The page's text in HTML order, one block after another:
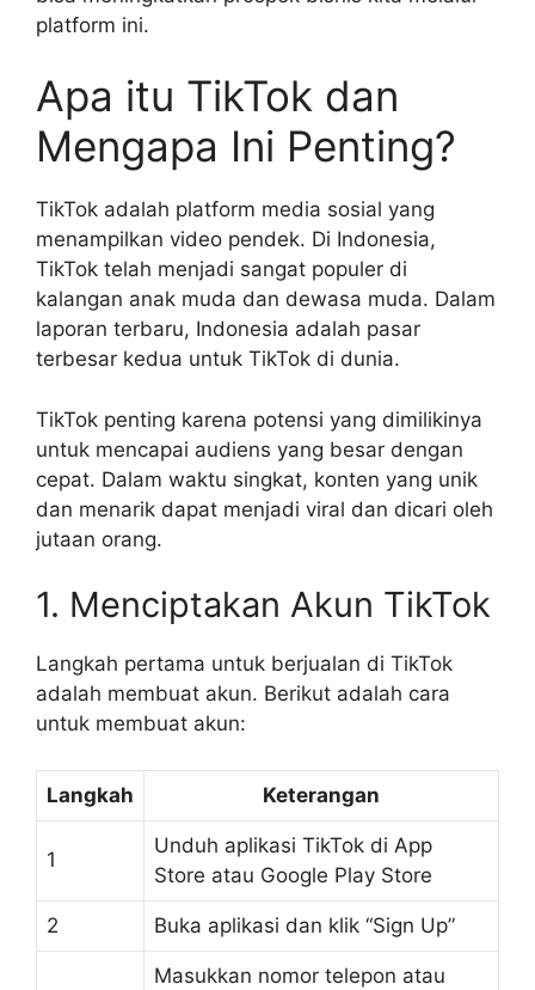
platform ini.
Apa itu TikTok dan
Mengapa Ini Penting?
TikTok adalah platform media sosial yang
menampilkan video pendek. Di Indonesia,
TikTok telah menjadi sangat populer di
kalangan anak muda dan dewasa muda. Dalam
laporan terbaru, Indonesia adalah pasar
terbesar kedua untuk TikTok di dunia.
TikTok penting karena potensi yang dimilikinya
untuk mencapai audiens yang besar dengan
cepat. Dalam waktu singkat, konten yang unik
dan menarik dapat menjadi viral dan dicari oleh
jutaan orang.
1. Menciptakan Akun TikTok
Langkah pertama untuk berjualan di TikTok
adalah membuat akun. Berikut adalah cara
untuk membuat akun:
Langkah Keterangan
1
Unduh aplikasi TikTok di App
Store atau Google Play Store
2 Buka aplikasi dan klik “Sign Up”
Masukkan nomor telepon atau